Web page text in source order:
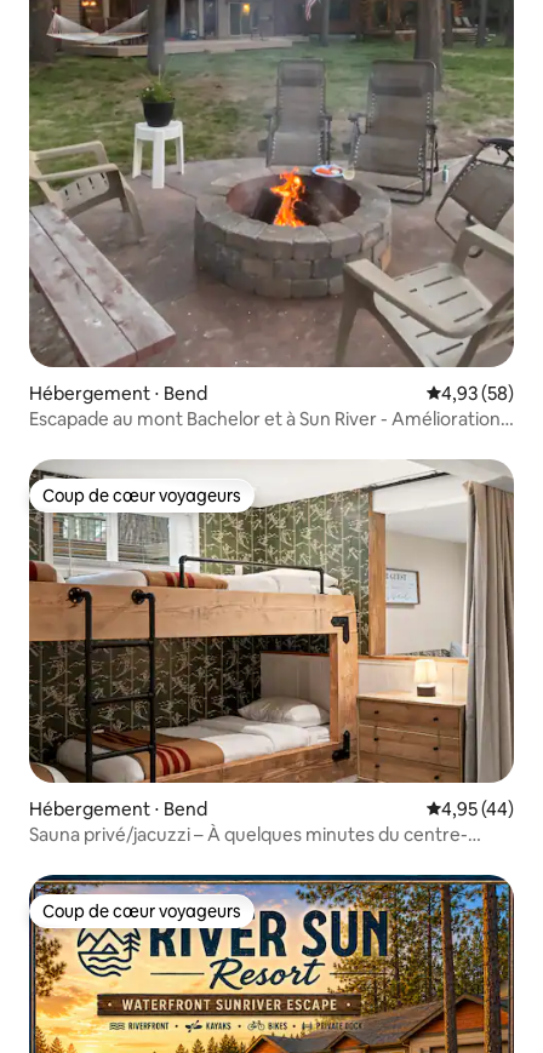
Hébergement ⋅ Bend Évaluation
4,93 (58)
Escapade au mont Bachelor et à Sun River - Améliorations
Coup de cœur voyageurs
Coup de cœur voyageurs
Hébergement ⋅ Bend Évaluation
4,95 (44)
Sauna privé/jacuzzi – À quelques minutes du centre-
Coup de cœur voyageurs
Coup de cœur voyageurs